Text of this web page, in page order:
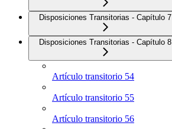
Disposiciones Transitorias - Capítulo 7
Disposiciones Transitorias - Capítulo 8
Artículo transitorio 54
Artículo transitorio 55
Artículo transitorio 56